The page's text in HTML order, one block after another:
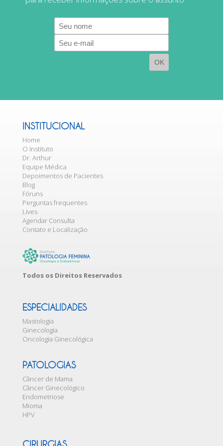
E-
mail
INSTITUCIONAL
Home
O Instituto
Dr. Arthur
Equipe Médica
Depoimentos de Pacientes
Blog
Fóruns
Perguntas frequentes
Lives
Agendar Consulta
Contato e Localização
Todos os Direitos Reservados
ESPECIALIDADES
Mastologia
Ginecologia
Oncologia Ginecológica
PATOLOGIAS
Câncer de Mama
Câncer Ginecológico
Endometriose
Mioma
HPV